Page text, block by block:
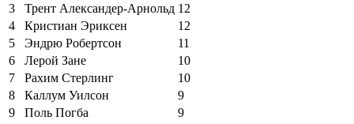
3
Трент Александер-Арнольд 12
4
Кристиан Эриксен
12
5
Эндрю Робертсон
11
6
Лерой Зане
10
7
Рахим Стерлинг
10
8
Каллум Уилсон
9
9
Поль Погба
9